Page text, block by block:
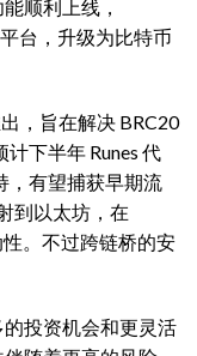
顺利上线，
台，升级为比特币
，旨在解决 BRC20
下半年 Runes 代
，有望捕获早期流
到以太坊，在
。不过跨链桥的安
投资机会和更灵活